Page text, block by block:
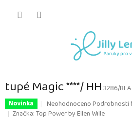
tupé Magic ****/ HH3286/BLA
Novinka
Průměrné
hodnocení
NeohodnocenoPodrobnosti
Značka:Top Power by Ellen Wille